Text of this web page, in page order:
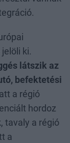
ki.
látszik az
befektetési
a régió
hordoz
tavaly a régió
a